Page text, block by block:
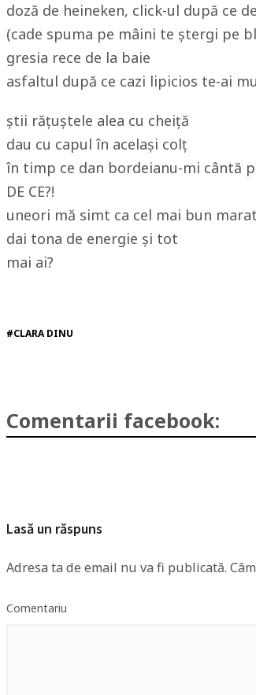
doză de heineken, click-ul după ce
(cade spuma pe mâini te ștergi pe
gresia rece de la baie
asfaltul după ce cazi lipicios te-ai
știi rățuștele alea cu cheiță
dau cu capul în același colț
în timp ce dan bordeianu-mi cântă
DE CE?!
uneori mă simt ca cel mai bun
dai tona de energie și tot
mai ai?
#CLARA DINU
Comentarii facebook:
Lasă un răspuns
Adresa ta de email nu va fi publicată.
Comentariu